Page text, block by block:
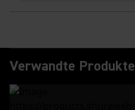
Verwandte Produkte